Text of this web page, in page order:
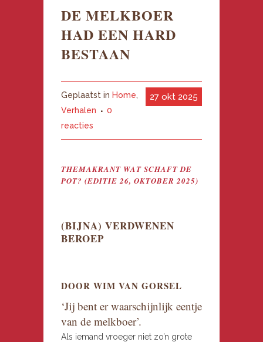
DE MELKBOER
HAD EEN HARD
BESTAAN
27 okt 2025
Geplaatst in Home,
Verhalen
0
reacties
THEMAKRANT WAT SCHAFT DE
POT? (EDITIE 26, OKTOBER 2025)
(BIJNA) VERDWENEN
BEROEP
DOOR WIM VAN GORSEL
‘Jij bent er waarschijnlijk eentje
van de melkboer’.
Als iemand vroeger niet zo’n grote